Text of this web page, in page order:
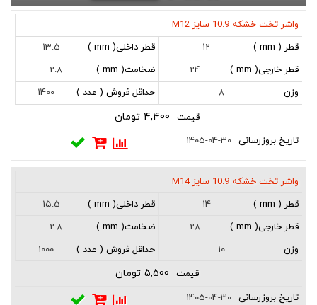
کد نامقطر
(
mm
داخلی
( mm
( mm
ضخامت
فروش
( عدد
بروزرسانی
واشر تخت خشکه 10.9 سایز M12
12
13.5
24
2.8
8
1400
1405-04-30
واشر تخت خشکه 10.9 سایز M14
14
15.5
28
2.8
10
1000
1405-04-30